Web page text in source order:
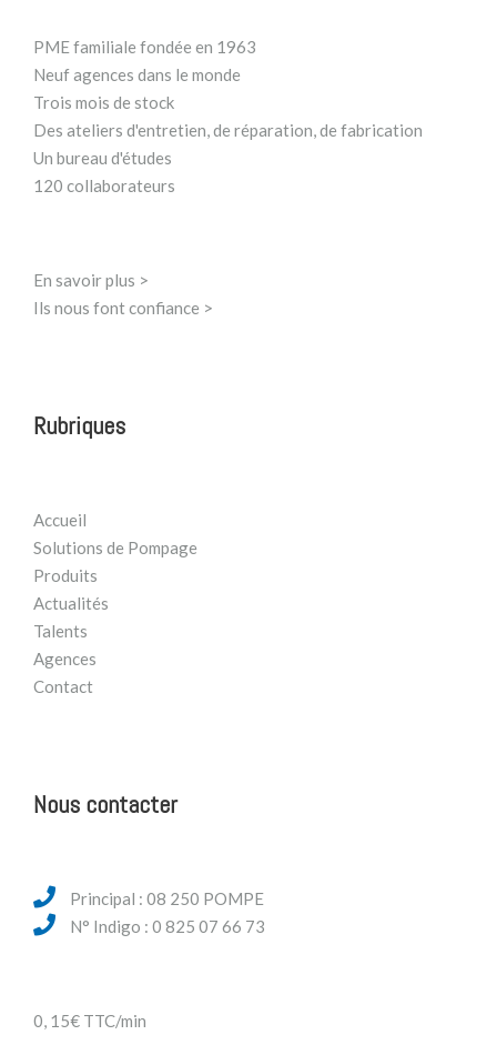
PME familiale fondée en 1963
Neuf agences dans le monde
Trois mois de stock
Des ateliers d'entretien, de réparation, de fabrication
Un bureau d'études
120 collaborateurs
En savoir plus >
Ils nous font confiance >
Rubriques
Accueil
Solutions de Pompage
Produits
Actualités
Talents
Agences
Contact
Nous contacter
Principal : 08 250 POMPE
N° Indigo : 0 825 07 66 73
0, 15€ TTC/min